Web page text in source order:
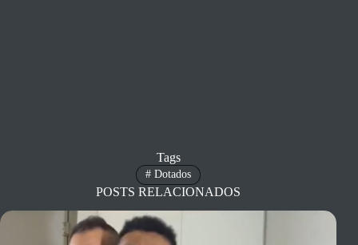
Tags
# Dotados
POSTS RELACIONADOS